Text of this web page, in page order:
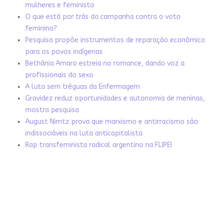
mulheres e feminista
O que está por trás da campanha contra o voto
feminino?
Pesquisa propõe instrumentos de reparação econômica
para os povos indígenas
Bethânia Amaro estreia no romance, dando voz a
profissionais do sexo
A luta sem tréguas da Enfermagem
Gravidez reduz oportunidades e autonomia de meninas,
mostra pesquisa
August Nimtz prova que marxismo e antirracismo são
indissociáveis na luta anticapitalista
Rap transfeminista radical argentino na FLIPEI